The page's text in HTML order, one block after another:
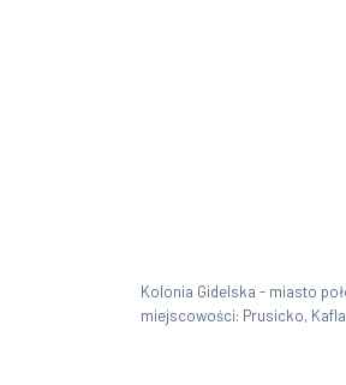
Kolonia Gidelska - miasto
miejscowości: Prusicko,